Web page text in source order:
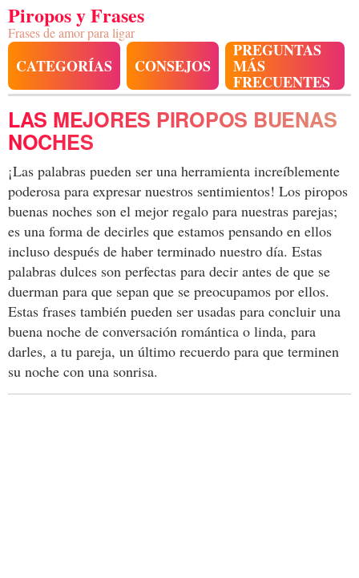
Piropos y Frases
Frases de amor para ligar
CATEGORÍAS CONSEJOS
PREGUNTAS
MÁS
FRECUENTES
LAS MEJORES PIROPOS BUENAS
NOCHES
¡Las palabras pueden ser una herramienta increíblemente
poderosa para expresar nuestros sentimientos! Los piropos
buenas noches son el mejor regalo para nuestras parejas;
es una forma de decirles que estamos pensando en ellos
incluso después de haber terminado nuestro día. Estas
palabras dulces son perfectas para decir antes de que se
duerman para que sepan que se preocupamos por ellos.
Estas frases también pueden ser usadas para concluir una
buena noche de conversación romántica o linda, para
darles, a tu pareja, un último recuerdo para que terminen
su noche con una sonrisa.